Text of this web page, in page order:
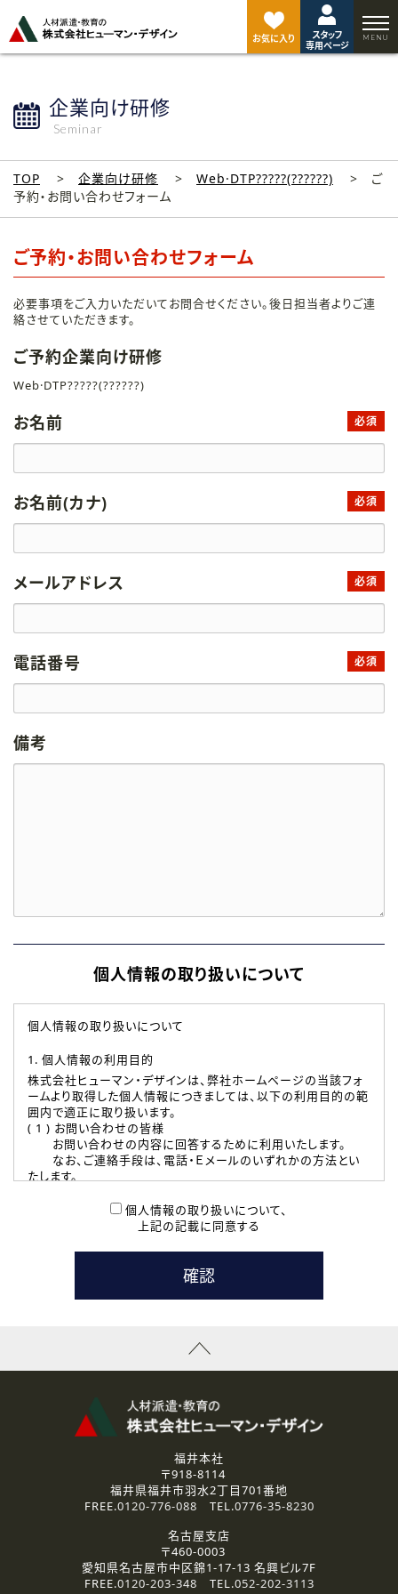
お気に入り
スタッフ
専用ページ
企業向け研修
Seminar
TOP 企業向け研修 Web·DTP?????(??????)
ご
予約・お問い合わせフォーム
ご予約・お問い合わせフォーム
必要事項をご入力いただいてお問合せください。後日担当者よりご連
絡させていただきます。
ご予約企業向け研修
Web·DTP?????(??????)
お名前 必須
お名前(カナ) 必須
メールアドレス 必須
電話番号 必須
備考
個人情報の取り扱いについて
個人情報の取り扱いについて
1. 個人情報の利用目的
株式会社ヒューマン・デザインは、弊社ホームページの当該フォ
ームより取得した個人情報につきましては、以下の利用目的の範
囲内で適正に取り扱います。
( 1 ) お問い合わせの皆様
お問い合わせの内容に回答するために利用いたします。
なお、ご連絡手段は、電話・Ｅメールのいずれかの方法とい
たします。
本登録に関するご連絡および本登録時の参考情報として利
たします。
( 3 ) スタッフ派遣を検討されている企業の皆様
お問い合わせの内容に回答するために利用いたします。
なお、ご連絡手段は、電話・Ｅメールのいずれかの方法とい
資料送付、受講相談に関するご連絡のために利用いたしま
その他、お問い合わせの内容に回答するために利用いたし
なお、ご連絡手段は、電話・Ｅメールのいずれかの方法とい
2.個人情報の第三者提供
ご提供いただいた個人情報は、法令等の規定に従う場合を除き、
3.個人情報の取り扱いの委託
弊社の定める個人情報保護の評価基準を満たした委託先に、個
人情報を委託する場合があります。
個人情報の取り扱いについて、
上記の記載に同意する
ジ
ト
福井本社
〒918-8114
福井県福井市羽水2丁目701番地
FREE.0120-776-088 TEL.0776-35-8230
名古屋支店
〒460-0003
愛知県名古屋市中区錦1-17-13 名興ビル7F
FREE.0120-203-348 TEL.052-202-3113